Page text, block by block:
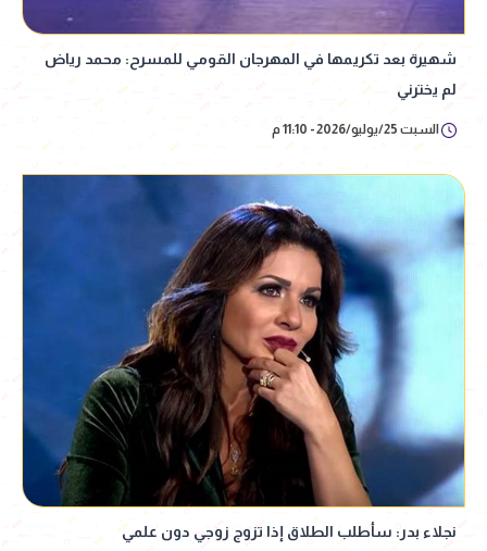
شهيرة بعد تكريمها في المهرجان القومي للمسرح: محمد رياض
لم يخترني
السبت 25/يوليو/2026 - 11:10 م
نجلاء بدر: سأطلب الطلاق إذا تزوج زوجي دون علمي